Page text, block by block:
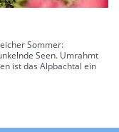
Sommer:
Seen. Umrahmt
ist das Alpbachtal ein